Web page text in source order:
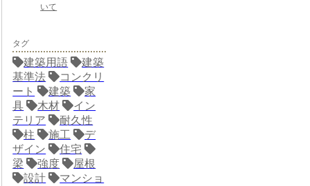
いて
タグ
建築用語
建築
基準法
コンクリ
ート
建築
家
具
木材
イン
テリア
耐久性
柱
施工
デ
ザイン
住宅
梁
強度
屋根
設計
マンショ